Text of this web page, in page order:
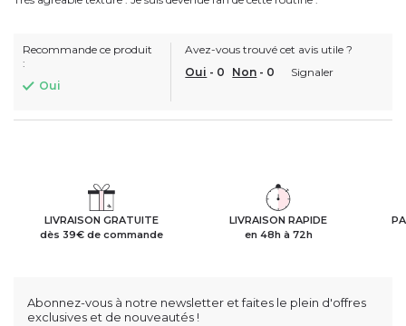
Recommande ce produit
:
Oui
Avez-vous trouvé cet avis utile ?
Oui - 0 Non - 0 Signaler
LIVRAISON GRATUITE
dès 39€ de commande
LIVRAISON RAPIDE
en 48h à 72h
Abonnez-vous à notre newsletter et faites le plein d'offres
exclusives et de nouveautés !